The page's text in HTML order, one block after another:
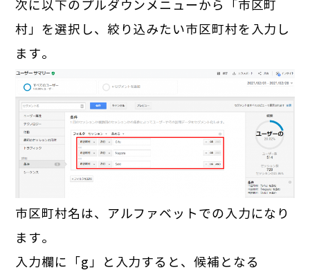
次に以下のプルダウンメニューから「市区町
村」を選択し、絞り込みたい市区町村を入力し
ます。
市区町村名は、アルファベットでの入力になり
ます。
入力欄に「g」と入力すると、候補となる